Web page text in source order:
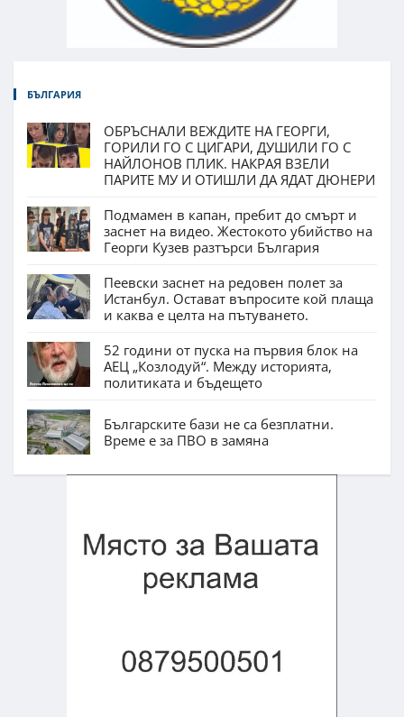
БЪЛГАРИЯ
ОБРЪСНАЛИ ВЕЖДИТЕ НА ГЕОРГИ,
ГОРИЛИ ГО С ЦИГАРИ, ДУШИЛИ ГО С
НАЙЛОНОВ ПЛИК. НАКРАЯ ВЗЕЛИ
ПАРИТЕ МУ И ОТИШЛИ ДА ЯДАТ ДЮНЕРИ
Подмамен в капан, пребит до смърт и
заснет на видео. Жестокото убийство на
Георги Кузев разтърси България
Пеевски заснет на редовен полет за
Истанбул. Остават въпросите кой плаща
и каква е целта на пътуването.
52 години от пуска на първия блок на
АЕЦ „Козлодуй“. Между историята,
политиката и бъдещето
Българските бази не са безплатни.
Време е за ПВО в замяна